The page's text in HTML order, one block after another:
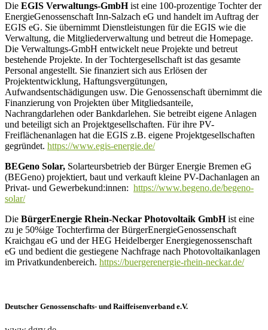
Die EGIS Verwaltungs-GmbHist eine 100-prozentige Tochter der
EnergieGenossenschaft Inn-Salzach eG und handelt im Auftrag der
EGIS eG. Sie übernimmt Dienstleistungen für die EGIS wie die
Verwaltung, die Mitgliederverwaltung und betreut die Homepage.
Die Verwaltungs-GmbH entwickelt neue Projekte und betreut
bestehende Projekte. In der Tochtergesellschaft ist das gesamte
Personal angestellt. Sie finanziert sich aus Erlösen der
Projektentwicklung, Haftungsvergütungen,
Aufwandsentschädigungen usw. Die Genossenschaft übernimmt die
Finanzierung von Projekten über Mitgliedsanteile,
Nachrangdarlehen oder Bankdarlehen. Sie betreibt eigene Anlagen
und beteiligt sich an Projektgesellschaften. Für ihre PV-
Freiflächenanlagen hat die EGIS z.B. eigene Projektgesellschaften
gegründet. https://www.egis-energie.de/
BEGeno Solar, Solarteursbetrieb der Bürger Energie Bremen eG
(BEGeno) projektiert, baut und verkauft kleine PV-Dachanlagen an
Privat- und Gewerbekund:innen: https://www.begeno.de/begeno-
solar/
Die BürgerEnergie Rhein-Neckar Photovoltaik GmbHist eine
zu je 50%ige Tochterfirma der BürgerEnergieGenossenschaft
Kraichgau eG und der HEG Heidelberger Energiegenossenschaft
eG und bedient die gestiegene Nachfrage nach Photovoltaikanlagen
im Privatkundenbereich. https://buergerenergie-rhein-neckar.de/
Deutscher Genossenschafts- und Raiffeisenverband e.V.